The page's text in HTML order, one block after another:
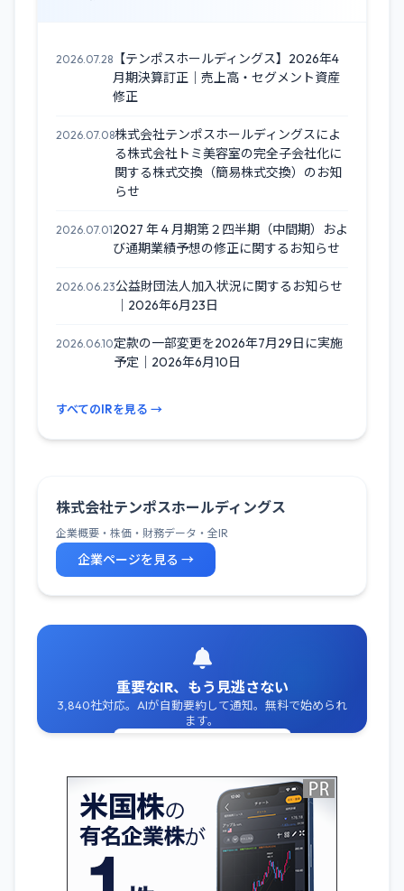
2026.07.28 【テンポスホールディングス】2026年4
月期決算訂正｜売上高・セグメント資産
修正
2026.07.08株式会社テンポスホールディングスによ
る株式会社トミ美容室の完全子会社化に
関する株式交換（簡易株式交換）のお知
らせ
2026.07.012027 年 4 月期第２四半期（中間期）およ
び通期業績予想の修正に関するお知らせ
2026.06.23公益財団法人加入状況に関するお知らせ
｜2026年6月23日
2026.06.10定款の一部変更を2026年7月29日に実施
予定｜2026年6月10日
すべてのIRを見る →
株式会社テンポスホールディングス
企業概要・株価・財務データ・全IR
企業ページを見る →
重要なIR、もう見逃さない
3,840社対応。AIが自動要約して通知。無料で始められ
ます。